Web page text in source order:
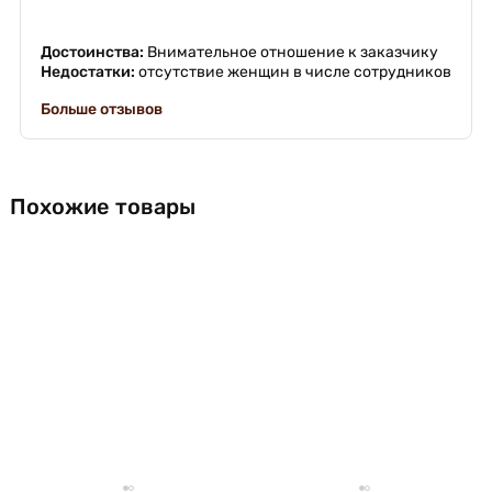
Достоинства: Внимательное отношение к заказчику
Недостатки: отсутствие женщин в числе сотрудников
Больше отзывов
Похожие товары